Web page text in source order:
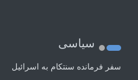
سیاسی
سفر فرمانده سنتکام به اسرائیل